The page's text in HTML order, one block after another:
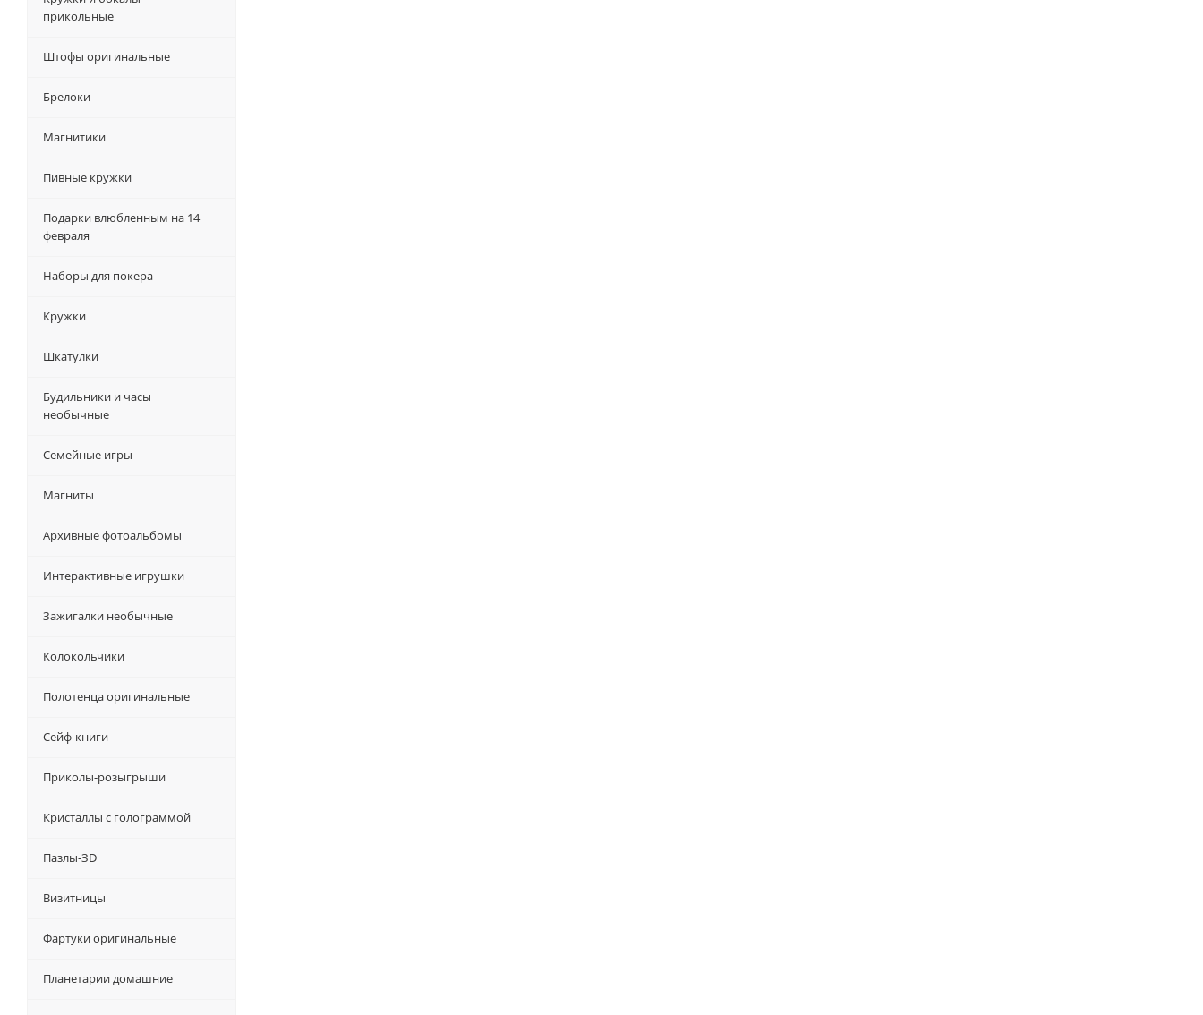
прикольные
Штофы оригинальные
Брелоки
Магнитики
Пивные кружки
Подарки влюбленным на 14
февраля
Наборы для покера
Кружки
Шкатулки
Будильники и часы
необычные
Семейные игры
Магниты
Архивные фотоальбомы
Интерактивные игрушки
Зажигалки необычные
Колокольчики
Полотенца оригинальные
Сейф-книги
Приколы-розыгрыши
Кристаллы с голограммой
Пазлы-ЗD
Визитницы
Фартуки оригинальные
Планетарии домашние